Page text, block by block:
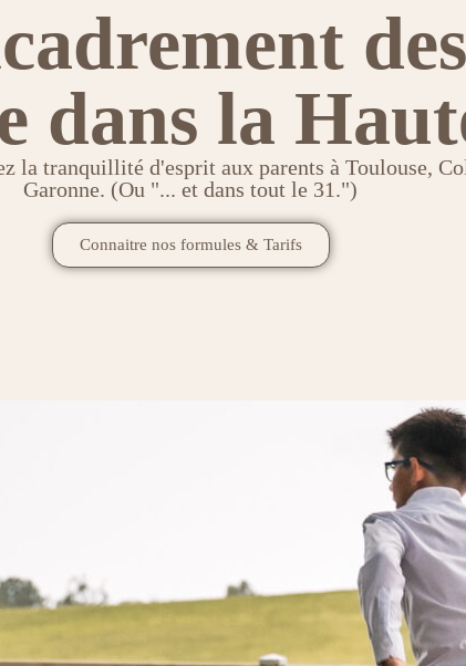
dans la
la tranquillité d'esprit aux parents à Toulouse,
Garonne. (Ou "... et dans tout le 31.")
Connaitre nos formules & Tarifs